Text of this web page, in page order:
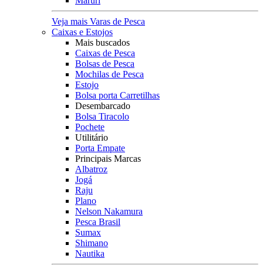
Veja mais Varas de Pesca
Caixas e Estojos
Mais buscados
Caixas de Pesca
Bolsas de Pesca
Mochilas de Pesca
Estojo
Bolsa porta Carretilhas
Desembarcado
Bolsa Tiracolo
Pochete
Utilitário
Porta Empate
Principais Marcas
Albatroz
Jogá
Raju
Plano
Nelson Nakamura
Pesca Brasil
Sumax
Shimano
Nautika